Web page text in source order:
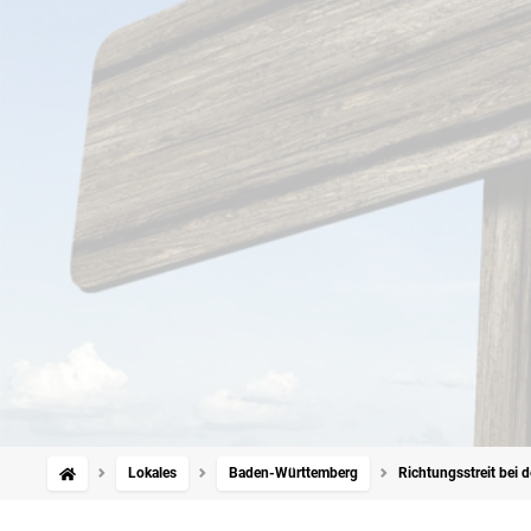
Lokales Baden-Württemberg Richtungsstreit bei